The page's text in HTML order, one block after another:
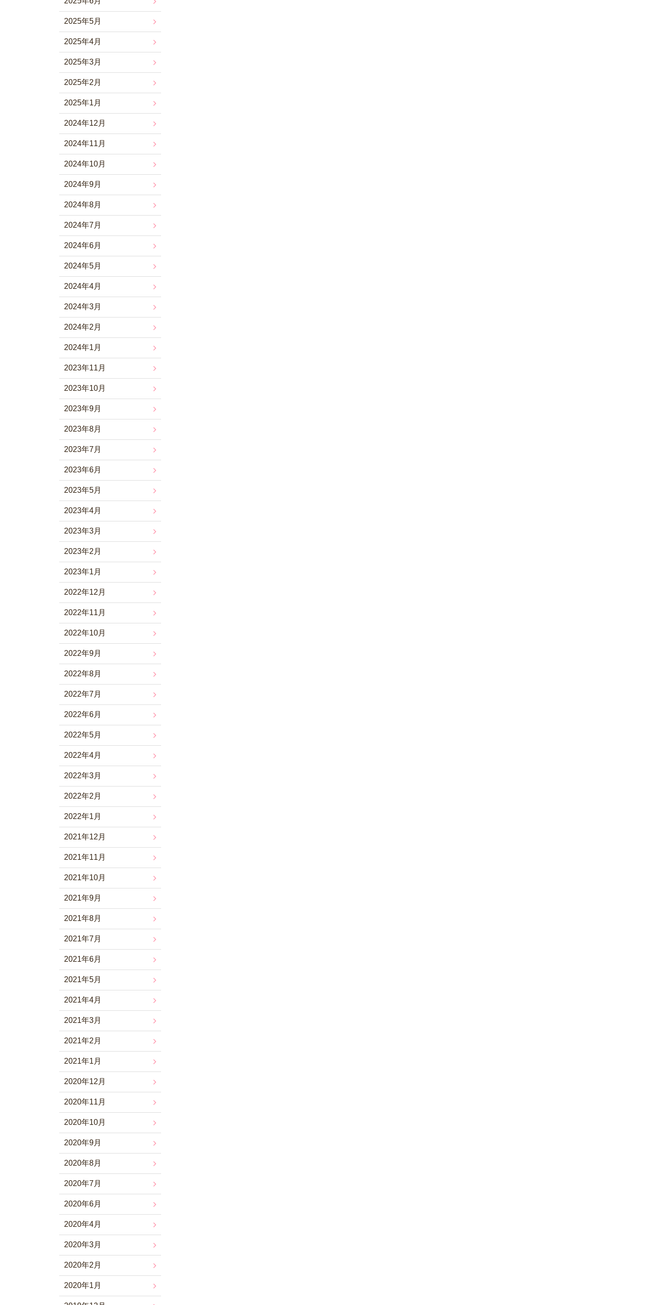
2025年5月
2025年4月
2025年3月
2025年2月
2025年1月
2024年12月
2024年11月
2024年10月
2024年9月
2024年8月
2024年7月
2024年6月
2024年5月
2024年4月
2024年3月
2024年2月
2024年1月
2023年11月
2023年10月
2023年9月
2023年8月
2023年7月
2023年6月
2023年5月
2023年4月
2023年3月
2023年2月
2023年1月
2022年12月
2022年11月
2022年10月
2022年9月
2022年8月
2022年7月
2022年6月
2022年5月
2022年4月
2022年3月
2022年2月
2022年1月
2021年12月
2021年11月
2021年10月
2021年9月
2021年8月
2021年7月
2021年6月
2021年5月
2021年4月
2021年3月
2021年2月
2021年1月
2020年12月
2020年11月
2020年10月
2020年9月
2020年8月
2020年7月
2020年6月
2020年4月
2020年3月
2020年2月
2020年1月